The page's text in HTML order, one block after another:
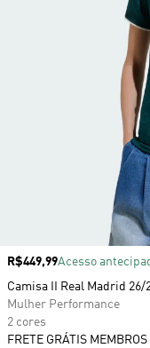
Preço
R$449,99Acesso
Camisa II Real Madrid 26/
Mulher Performance
2 cores
FRETE GRÁTIS